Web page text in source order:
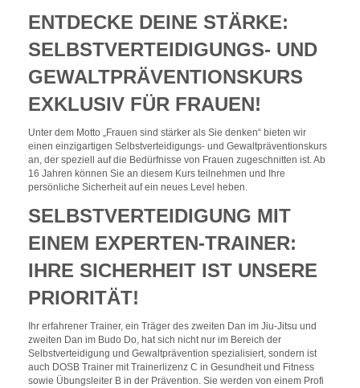
ENTDECKE DEINE STÄRKE:
SELBSTVERTEIDIGUNGS- UND
GEWALTPRÄVENTIONSKURS
EXKLUSIV FÜR FRAUEN!
Unter dem Motto „Frauen sind stärker als Sie denken“ bieten wir
einen einzigartigen Selbstverteidigungs- und Gewaltpräventionskurs
an, der speziell auf die Bedürfnisse von Frauen zugeschnitten ist. Ab
16 Jahren können Sie an diesem Kurs teilnehmen und Ihre
persönliche Sicherheit auf ein neues Level heben.
SELBSTVERTEIDIGUNG MIT
EINEM EXPERTEN-TRAINER:
IHRE SICHERHEIT IST UNSERE
PRIORITÄT!
Ihr erfahrener Trainer, ein Träger des zweiten Dan im Jiu-Jitsu und
zweiten Dan im Budo Do, hat sich nicht nur im Bereich der
Selbstverteidigung und Gewaltprävention spezialisiert, sondern ist
auch DOSB Trainer mit Trainerlizenz C in Gesundheit und Fitness
sowie Übungsleiter B in der Prävention. Sie werden von einem Profi